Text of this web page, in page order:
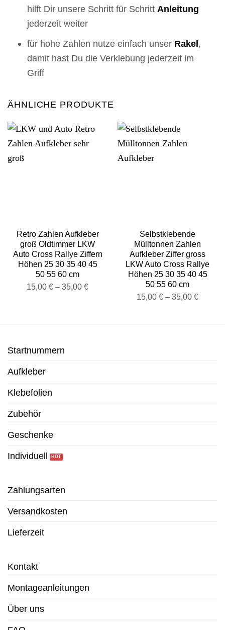
hilft Dir unsere Schritt für Schritt Anleitung
jederzeit weiter
für hohe Zahlen nutze einfach unser Rakel,
damit hast Du die Verklebung jederzeit im
Griff
ÄHNLICHE PRODUKTE
Retro Zahlen Aufkleber
groß Oldtimmer LKW
Auto Cross Rallye Ziffern
Höhen 25 30 35 40 45
50 55 60 cm
15,00 € – 35,00 €
Selbstklebende
Mülltonnen Zahlen
Aufkleber Ziffer gross
LKW Auto Cross Rallye
Höhen 25 30 35 40 45
50 55 60 cm
15,00 € – 35,00 €
Startnummern
Aufkleber
Klebefolien
Zubehör
Geschenke
Individuell
Zahlungsarten
Versandkosten
Lieferzeit
Kontakt
Montageanleitungen
Über uns